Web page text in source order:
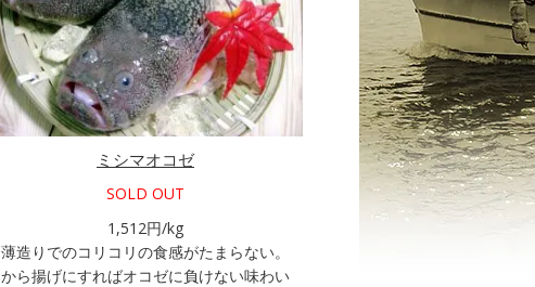
ミシマオコゼ
SOLD OUT
1,512円/kg
薄造りでのコリコリの食感がたまらない。
から揚げにすればオコゼに負けない味わい